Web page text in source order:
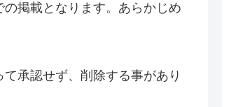
掲載となります。あらかじめ
承認せず、削除する事があり